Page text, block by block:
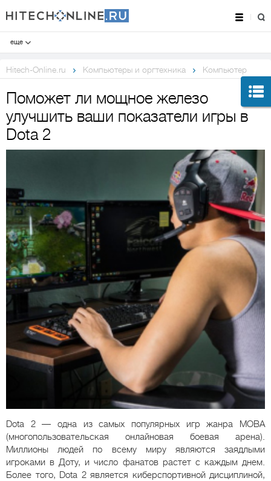
еще
Hitech-Online.ru Компьютеры и оргтехника Компьютер
Поможет ли мощное железо
улучшить ваши показатели игры в
Dota 2
Dota 2 — одна из самых популярных игр жанра MOBA
(многопользовательская онлайновая боевая арена).
Миллионы людей по всему миру являются заядлыми
игроками в Доту, и число фанатов растет с каждым днем.
Более того, Dota 2 является киберспортивной дисциплиной,